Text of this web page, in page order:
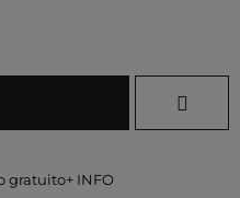
gratuito+ INFO